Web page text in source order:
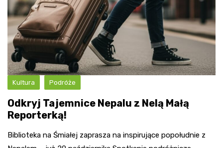
Kultura Podróże
Odkryj Tajemnice Nepalu z Nelą Małą
Reporterką!
Biblioteka na Śmiałej zaprasza na inspirujące popołudnie z